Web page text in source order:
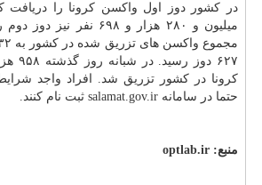
میلیون و ۲۸۰ هزار و ۶۹۸
کرونا در کشور تزریق شد. افراد واجد
حتما در سامانه salamat.gov.ir ثبت نام کنند.
منبع: optlab.ir